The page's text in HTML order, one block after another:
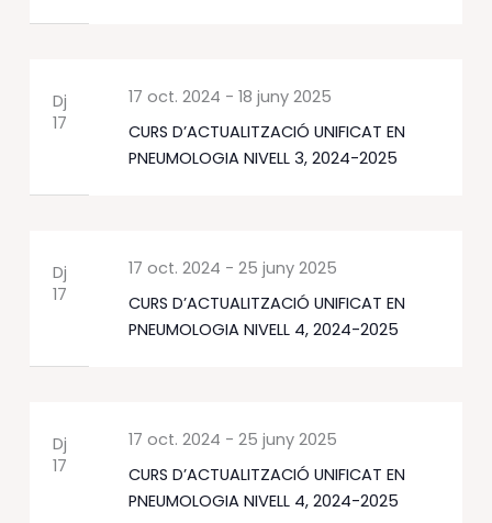
Dj
17
CURS D’ACTUALITZACIÓ UNIFICAT EN
PNEUMOLOGIA NIVELL 3, 2024-2025
17 oct. 2024 - 18 juny 2025
Dj
17
CURS D’ACTUALITZACIÓ UNIFICAT EN
PNEUMOLOGIA NIVELL 4, 2024-2025
17 oct. 2024 - 25 juny 2025
Dj
17
CURS D’ACTUALITZACIÓ UNIFICAT EN
PNEUMOLOGIA NIVELL 4, 2024-2025
17 oct. 2024 - 25 juny 2025